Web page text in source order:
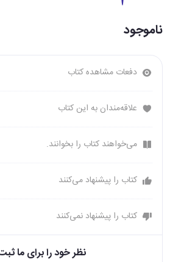
ناموجود
دفعات مشاهده کتاب
علاقه‌مندان به این کتاب
می‌خواهند کتاب را بخوانند.
کتاب را پیشنهاد می‌کنند
کتاب را پیشنهاد نمی‌کنند
نظر خود را برای ما